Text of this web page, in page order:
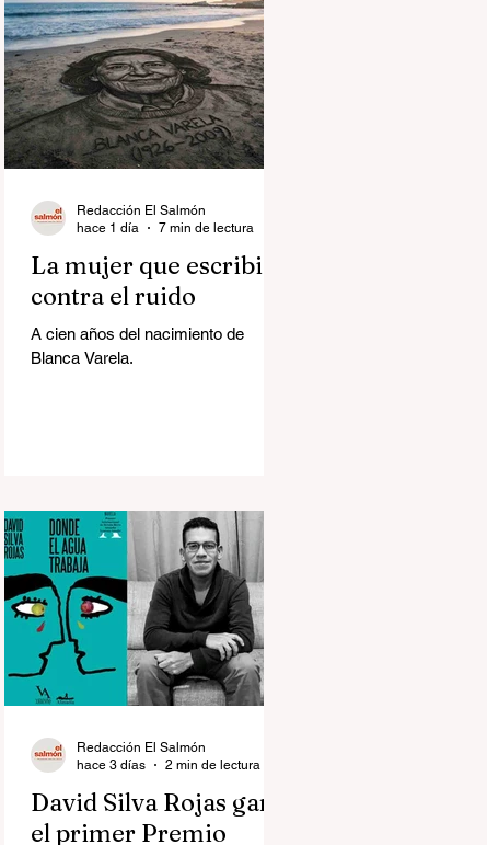
La mujer que escribió
contra el ruido
A cien años del nacimiento de
Blanca Varela.
Redacción El Salmón
hace 1 día
7 min de lectura
David Silva Rojas ganó
el primer Premio
Redacción El Salmón
hace 3 días
2 min de lectura